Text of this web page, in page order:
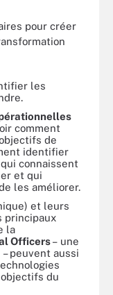
pour créer
les
comment
de
identifier
connaissent
et qui
les améliorer.
et leurs
principaux
la
Officers– une
peuvent aussi
du